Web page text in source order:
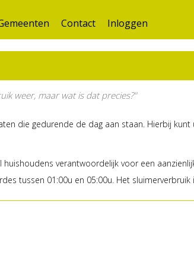
Contact Inloggen
weer, maar wat is dat precies?"
die gedurende de dag aan staan. Hierbij
verantwoordelijk voor een
tussen 01:00u en 05:00u. Het